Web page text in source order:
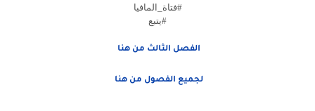
#فتاة_المافيا
#يتبع
الفصل الثالث من هنا
لجميع الفصول من هنا